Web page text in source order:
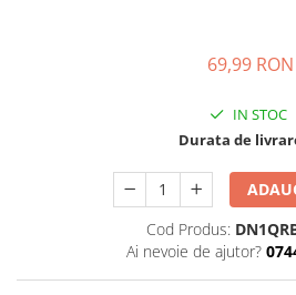
Aspiratoare nazale si accesorii
Creme si lotiuni de corp copii
Olite si reductoare WC
Sampon si balsam copii
Sapun & Gel de dus copii
69,99 RON
IN STOC
Durata de
Cod Produs:
Ai nevoie de ajutor?